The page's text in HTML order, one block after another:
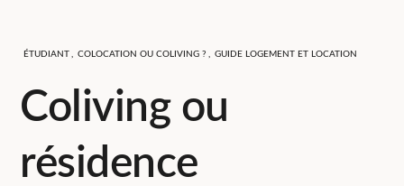
ÉTUDIANT COLOCATION OU COLIVING ? GUIDE LOGEMENT ET LOCATION
Coliving ou
résidence